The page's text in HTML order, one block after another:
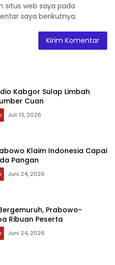
situs web saya pada
saya berikutnya.
Kabgor Sulap Limbah
Cuan
Juli 13, 2026
Klaim Indonesia Capai
Pangan
Juni 24, 2026
Bergemuruh, Prabowo-
Ribuan Peserta
Juni 24, 2026